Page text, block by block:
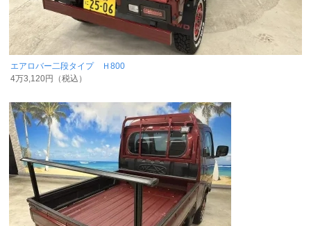
エアロバー二段タイプ Ｈ800
4万3,120円（税込）